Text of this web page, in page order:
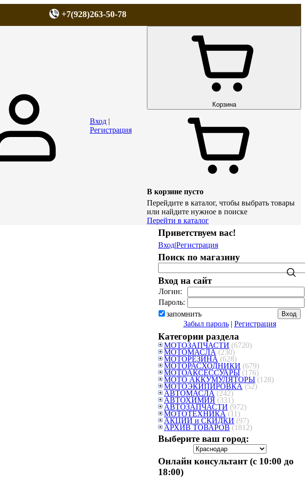
+7(928)263-50-78
ДОСТАВКА
Вход|
Регистрация
Корзина
В корзине пусто
Перейдите в каталог, чтобы выбрать товары
или найдите нужное в поиске
Перейти в каталог
Приветствуем вас!
Вход|Регистрация
Поиск по магазину
Вход на сайт
Логин:
Пароль:
запомнить
Забыл пароль| Регистрация
Категории раздела
МОТОЗАПЧАСТИ (6720)
МОТОМАСЛА (230)
МОТОРЕЗИНА (628)
МОТОРАСХОДНИКИ (679)
МОТОАКСЕССУАРЫ (176)
МОТО АККУМУЛЯТОРЫ (128)
МОТОЭКИПИРОВКА (52)
АВТОМАСЛА (242)
АВТОХИМИЯ (331)
АВТОЗАПЧАСТИ (972)
МОТОТЕХНИКА (11)
АКЦИИ и СКИДКИ (97)
АРХИВ ТОВАРОВ (1812)
Выберите ваш город:
Онлайн консультант (с 10:00 до
18:00)